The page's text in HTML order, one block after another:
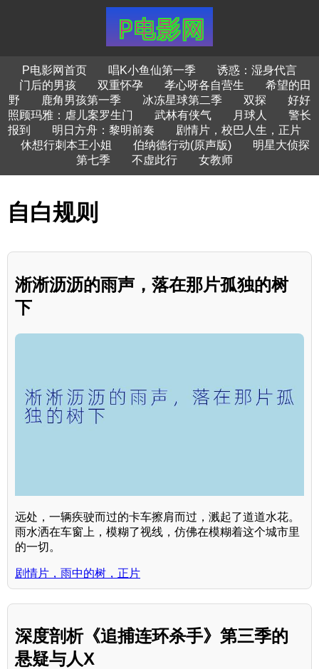
P电影网首页 唱K小鱼仙第一季
诱惑：湿身代言
门后的男孩
双重怀孕 孝心呀各自营生
希望的田
野
鹿角男孩第一季 冰冻星球第二季 双探
好好
照顾玛雅：虐儿案罗生门
武林有侠气 月球人
警长
报到
明日方舟：黎明前奏
剧情片，校巴人生，正片
休想行刺本王小姐
伯纳德行动(原声版)
明星大侦探
第七季
不虚此行 女教师
自白规则
淅淅沥沥的雨声，落在那片孤独的树
下
远处，一辆疾驶而过的卡车擦肩而过，溅起了道道水花。
雨水洒在车窗上，模糊了视线，仿佛在模糊着这个城市里
的一切。
剧情片，雨中的树，正片
深度剖析《追捕连环杀手》第三季的
悬疑与人X